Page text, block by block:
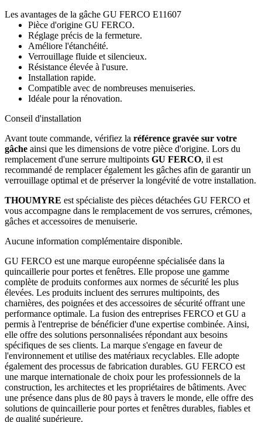
Les avantages de la gâche GU FERCO E11607
Pièce d'origine GU FERCO.
Réglage précis de la fermeture.
Améliore l'étanchéité.
Verrouillage fluide et silencieux.
Résistance élevée à l'usure.
Installation rapide.
Compatible avec de nombreuses menuiseries.
Idéale pour la rénovation.
Conseil d'installation
Avant toute commande, vérifiez la référence gravée sur votre
gâche ainsi que les dimensions de votre pièce d'origine. Lors du
remplacement d'une serrure multipoints GU FERCO, il est
recommandé de remplacer également les gâches afin de garantir un
verrouillage optimal et de préserver la longévité de votre installation.
THOUMYRE est spécialiste des pièces détachées GU FERCO et
vous accompagne dans le remplacement de vos serrures, crémones,
gâches et accessoires de menuiserie.
Aucune information complémentaire disponible.
GU FERCO est une marque européenne spécialisée dans la
quincaillerie pour portes et fenêtres. Elle propose une gamme
complète de produits conformes aux normes de sécurité les plus
élevées. Les produits incluent des serrures multipoints, des
charnières, des poignées et des accessoires de sécurité offrant une
performance optimale. La fusion des entreprises FERCO et GU a
permis à l'entreprise de bénéficier d'une expertise combinée. Ainsi,
elle offre des solutions personnalisées répondant aux besoins
spécifiques de ses clients. La marque s'engage en faveur de
l'environnement et utilise des matériaux recyclables. Elle adopte
également des processus de fabrication durables. GU FERCO est
une marque internationale de choix pour les professionnels de la
construction, les architectes et les propriétaires de bâtiments. Avec
une présence dans plus de 80 pays à travers le monde, elle offre des
solutions de quincaillerie pour portes et fenêtres durables, fiables et
de qualité supérieure.